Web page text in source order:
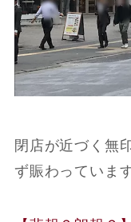
閉店が近づく無
ず賑わっています